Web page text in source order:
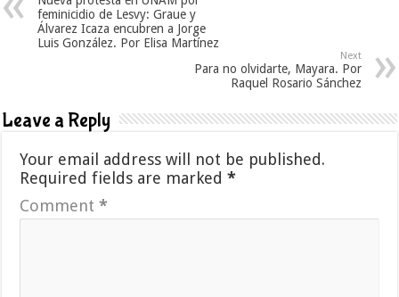
feminicidio de Lesvy: Graue y
Álvarez Icaza encubren a Jorge
Luis González. Por Elisa Martínez
Next
Para no olvidarte, Mayara. Por
Raquel Rosario Sánchez
Leave a Reply
Your email address will not be published.
Required fields are marked*
Comment*